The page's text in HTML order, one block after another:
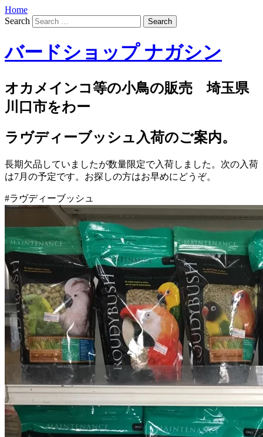
Home
Search
バードショップ ナガシン
オカメインコ等の小鳥の販売 埼玉県
川口市をわー
ラヴディーブッシュ入荷のご案内。
長期欠品していましたが数量限定で入荷しました。次の入荷
は7月の予定です。お探しの方はお早めにどうぞ。
#ラヴディーブッシュ